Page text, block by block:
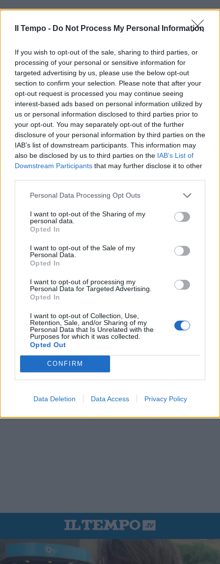
Il Tempo - Do Not Process My Personal Information
If you wish to opt-out of the sale, sharing to third parties, or
processing of your personal or sensitive information for
targeted advertising by us, please use the below opt-out
section to confirm your selection. Please note that after your
opt-out request is processed you may continue seeing
interest-based ads based on personal information utilized by
us or personal information disclosed to third parties prior to
your opt-out. You may separately opt-out of the further
disclosure of your personal information by third parties on the
IAB’s list of downstream participants. This information may
also be disclosed by us to third parties on the IAB’s List of
Downstream Participants that may further disclose it to other
Personal Data Processing Opt Outs
I want to opt-out of the Sharing of my
personal data.
Opted In
I want to opt-out of the Sale of my
Personal Data.
Opted In
I want to opt-out of processing my
Personal Data for Targeted Advertising.
Opted In
I want to opt-out of Collection, Use,
Retention, Sale, and/or Sharing of my
Personal Data that Is Unrelated with the
Purposes for which it was collected.
Opted Out
CONFIRM
Data Deletion Data Access Privacy Policy
In evidenza